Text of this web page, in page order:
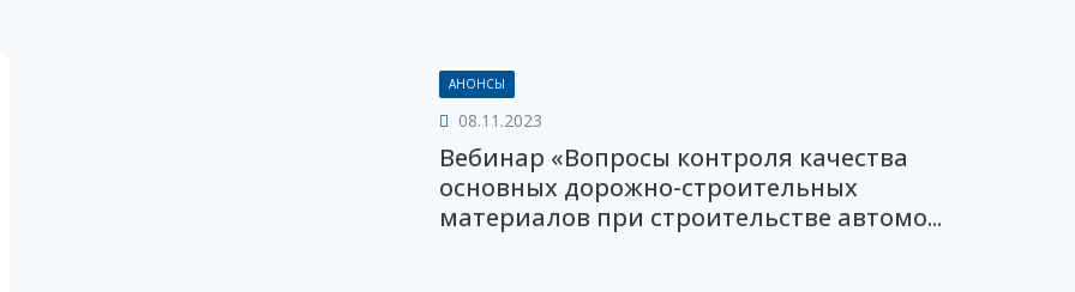
АНОНСЫ
08.11.2023
Вебинар «Вопросы контроля качества
основных дорожно-строительных
материалов при строительстве автомо...